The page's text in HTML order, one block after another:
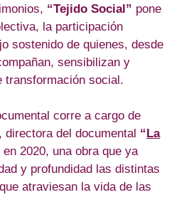
“Tejido Social” pone
la participación
sostenido de quienes, desde
sensibilizan y
transformación social.
corre a cargo de
, directora del documental “La
en 2020, una obra que ya
y profundidad las distintas
atraviesan la vida de las